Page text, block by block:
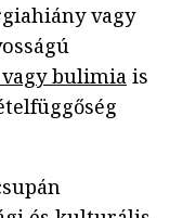
vagy
bulimia is